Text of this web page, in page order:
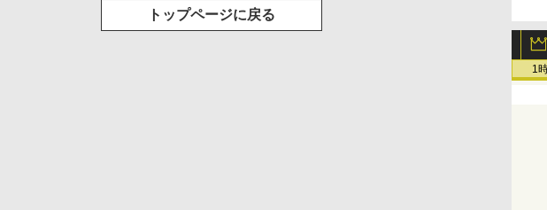
1
トップページに戻る